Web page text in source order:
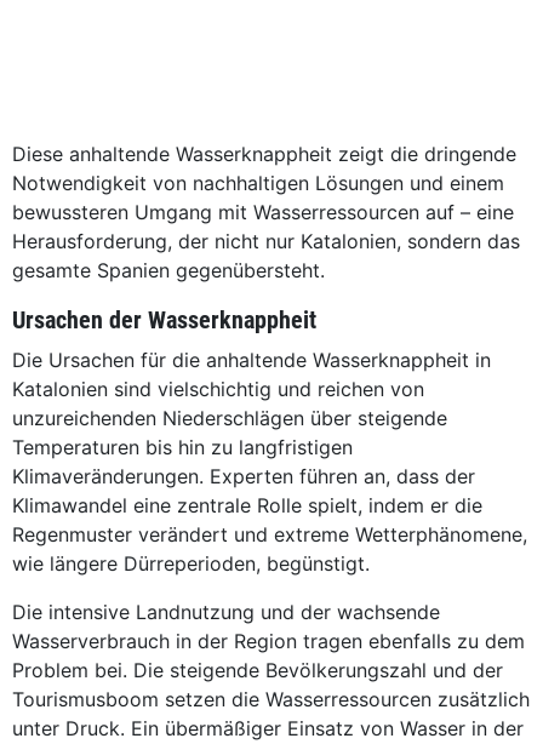
Diese anhaltende Wasserknappheit zeigt die dringende
Notwendigkeit von nachhaltigen Lösungen und einem
bewussteren Umgang mit Wasserressourcen auf – eine
Herausforderung, der nicht nur Katalonien, sondern das
gesamte Spanien gegenübersteht.
Ursachen der Wasserknappheit
Die Ursachen für die anhaltende Wasserknappheit in
Katalonien sind vielschichtig und reichen von
unzureichenden Niederschlägen über steigende
Temperaturen bis hin zu langfristigen
Klimaveränderungen. Experten führen an, dass der
Klimawandel eine zentrale Rolle spielt, indem er die
Regenmuster verändert und extreme Wetterphänomene,
wie längere Dürreperioden, begünstigt.
Die intensive Landnutzung und der wachsende
Wasserverbrauch in der Region tragen ebenfalls zu dem
Problem bei. Die steigende Bevölkerungszahl und der
Tourismusboom setzen die Wasserressourcen zusätzlich
unter Druck. Ein übermäßiger Einsatz von Wasser in der